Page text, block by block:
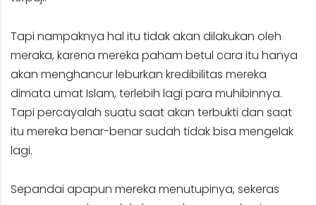
Tapi nampaknya hal itu tidak akan dilakukan oleh
meraka, karena mereka paham betul cara itu hanya
akan menghancur leburkan kredibilitas mereka
dimata umat Islam, terlebih lagi para muhibinnya.
Tapi percayalah suatu saat akan terbukti dan saat
itu mereka benar-benar sudah tidak bisa mengelak
lagi.
Sepandai apapun mereka menutupinya, sekeras